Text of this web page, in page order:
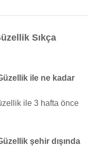
Sıkça
ile ne kadar
ile 3 hafta önce
şehir dışında